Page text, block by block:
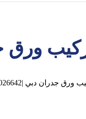
ورق جدران دبي
دبي |0544026642| ورق حائط افضل شركة تركيب ورق جدران في دبي ,الشارقة